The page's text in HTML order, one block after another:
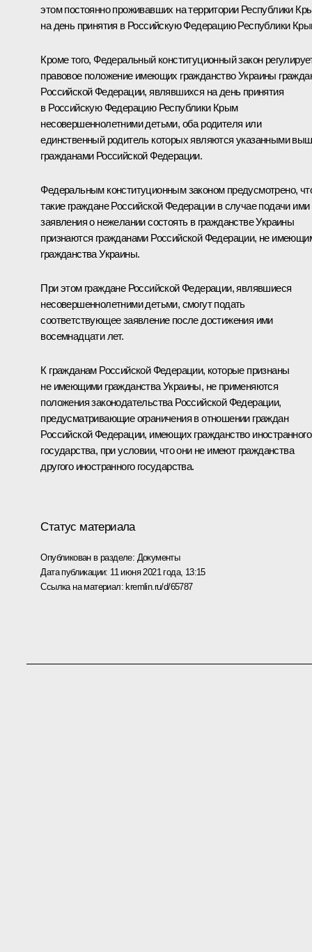
этом постоянно проживавших на территории Республики
на день принятия в Российскую Федерацию Республики
Кроме того, Федеральный конституционный закон
правовое положение имеющих гражданство Украины
Российской Федерации, являвшихся на день принятия
в Российскую Федерацию Республики Крым
несовершеннолетними детьми, оба родителя или
единственный родитель которых являются указанными
гражданами Российской Федерации.
Федеральным конституционным законом предусмотрено,
такие граждане Российской Федерации в случае подачи ими
заявления о нежелании состоять в гражданстве Украины
признаются гражданами Российской Федерации, не
гражданства Украины.
При этом граждане Российской Федерации, являвшиеся
несовершеннолетними детьми, смогут подать
соответствующее заявление после достижения ими
восемнадцати лет.
К гражданам Российской Федерации, которые признаны
не имеющими гражданства Украины, не применяются
положения законодательства Российской Федерации,
предусматривающие ограничения в отношении граждан
Российской Федерации, имеющих гражданство иностранного
государства, при условии, что они не имеют гражданства
другого иностранного государства.
Статус материала
Опубликован в разделе: Документы
Дата публикации: 11 июня 2021 года, 13:15
Ссылка на материал: kremlin.ru/d/65787